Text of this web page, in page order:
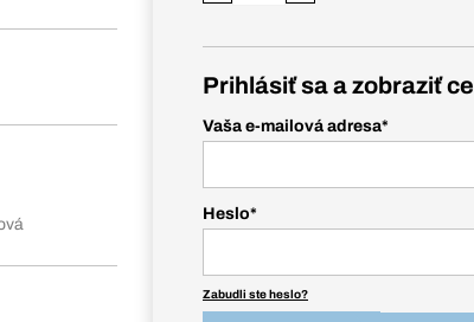
Prihlásiť sa a zobraziť
Vaša e-mailová adresa*
Heslo*
Zabudli ste heslo?